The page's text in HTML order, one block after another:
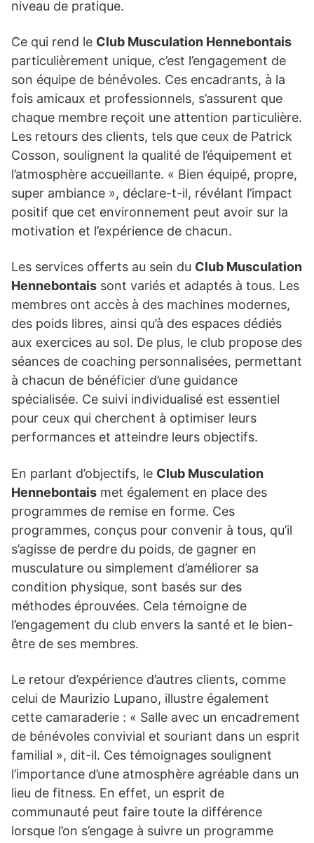
niveau de pratique.
Ce qui rend le Club Musculation Hennebontais
particulièrement unique, c’est l’engagement de
son équipe de bénévoles. Ces encadrants, à la
fois amicaux et professionnels, s’assurent que
chaque membre reçoit une attention particulière.
Les retours des clients, tels que ceux de Patrick
Cosson, soulignent la qualité de l’équipement et
l’atmosphère accueillante. « Bien équipé, propre,
super ambiance », déclare-t-il, révélant l’impact
positif que cet environnement peut avoir sur la
motivation et l’expérience de chacun.
Les services offerts au sein du Club Musculation
Hennebontais sont variés et adaptés à tous. Les
membres ont accès à des machines modernes,
des poids libres, ainsi qu’à des espaces dédiés
aux exercices au sol. De plus, le club propose des
séances de coaching personnalisées, permettant
à chacun de bénéficier d’une guidance
spécialisée. Ce suivi individualisé est essentiel
pour ceux qui cherchent à optimiser leurs
performances et atteindre leurs objectifs.
En parlant d’objectifs, le Club Musculation
Hennebontais met également en place des
programmes de remise en forme. Ces
programmes, conçus pour convenir à tous, qu’il
s’agisse de perdre du poids, de gagner en
musculature ou simplement d’améliorer sa
condition physique, sont basés sur des
méthodes éprouvées. Cela témoigne de
l’engagement du club envers la santé et le bien-
être de ses membres.
Le retour d’expérience d’autres clients, comme
celui de Maurizio Lupano, illustre également
cette camaraderie : « Salle avec un encadrement
de bénévoles convivial et souriant dans un esprit
familial », dit-il. Ces témoignages soulignent
l’importance d’une atmosphère agréable dans un
lieu de fitness. En effet, un esprit de
communauté peut faire toute la différence
lorsque l’on s’engage à suivre un programme